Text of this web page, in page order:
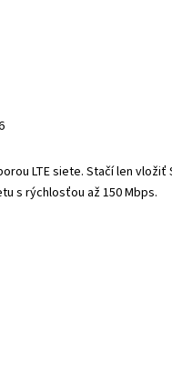
LTE siete. Stačí len vložiť
s rýchlosťou až 150 Mbps.